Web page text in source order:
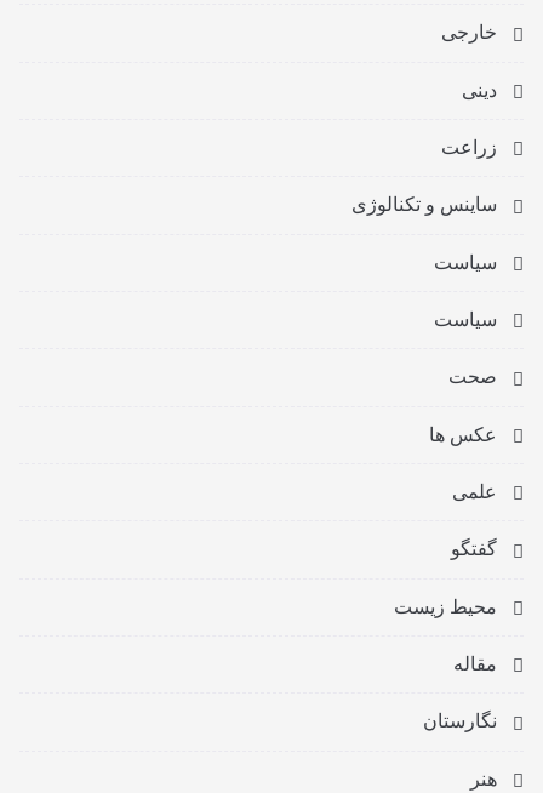
خارجی
دینی
زراعت
ساینس و تکنالوژی
سیاست
سیاست
صحت
عکس ها
علمی
گفتگو
محیط زیست
مقاله
نگارستان
هنر